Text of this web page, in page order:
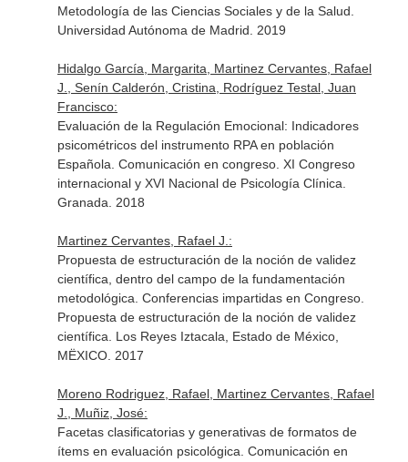
Metodología de las Ciencias Sociales y de la Salud.
Universidad Autónoma de Madrid. 2019
Hidalgo García, Margarita, Martinez Cervantes, Rafael
J., Senín Calderón, Cristina, Rodríguez Testal, Juan
Francisco:
Evaluación de la Regulación Emocional: Indicadores
psicométricos del instrumento RPA en población
Española. Comunicación en congreso. XI Congreso
internacional y XVI Nacional de Psicología Clínica.
Granada. 2018
Martinez Cervantes, Rafael J.:
Propuesta de estructuración de la noción de validez
científica, dentro del campo de la fundamentación
metodológica. Conferencias impartidas en Congreso.
Propuesta de estructuración de la noción de validez
científica. Los Reyes Iztacala, Estado de México,
MËXICO. 2017
Moreno Rodriguez, Rafael, Martinez Cervantes, Rafael
J., Muñiz, José:
Facetas clasificatorias y generativas de formatos de
ítems en evaluación psicológica. Comunicación en